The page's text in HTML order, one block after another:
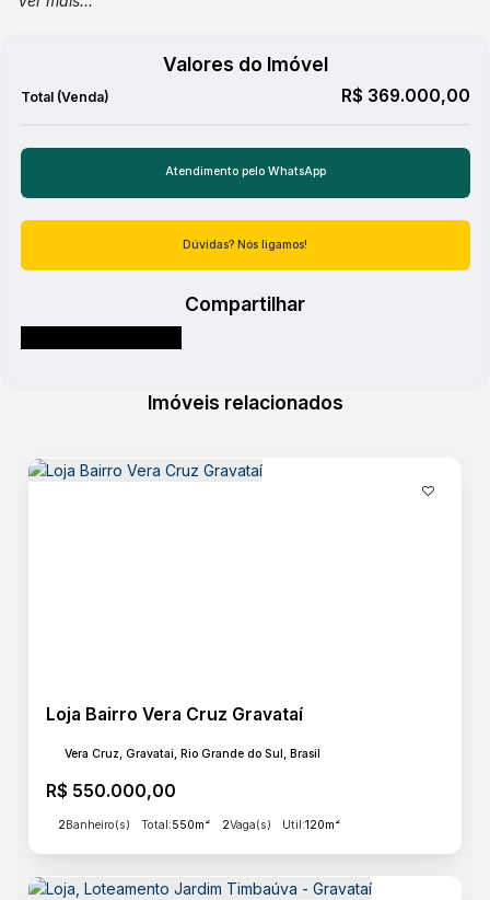
Valores do Imóvel
R$ 369.000,00
Dúvidas? Nós ligamos!
Compartilhar
Imóveis relacionados
Loja Bairro Vera Cruz Gravataí
R$ 550.000,00
Vera Cruz, Gravataí, Rio Grande do Sul, Brasil
2Banheiro(s) Total:550m² 2Vaga(s) Útil:120m²